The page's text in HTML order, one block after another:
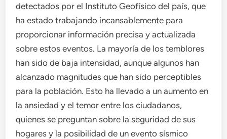
detectados por el Instituto Geofísico del país, que
ha estado trabajando incansablemente para
proporcionar información precisa y actualizada
sobre estos eventos. La mayoría de los temblores
han sido de baja intensidad, aunque algunos han
alcanzado magnitudes que han sido perceptibles
para la población. Esto ha llevado a un aumento en
la ansiedad y el temor entre los ciudadanos,
quienes se preguntan sobre la seguridad de sus
hogares y la posibilidad de un evento sísmico